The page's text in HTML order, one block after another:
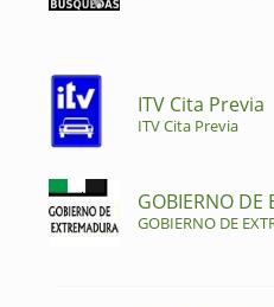
ITV Cita Previa
ITV Cita Previa
GOBIERNO DE
GOBIERNO DE